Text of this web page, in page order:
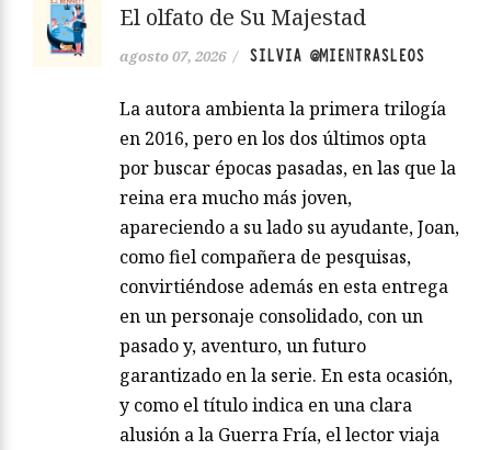
El olfato de Su Majestad
agosto 07, 2026 / SILVIA @MIENTRASLEOS
La autora ambienta la primera trilogía
en 2016, pero en los dos últimos opta
por buscar épocas pasadas, en las que la
reina era mucho más joven,
apareciendo a su lado su ayudante, Joan,
como fiel compañera de pesquisas,
convirtiéndose además en esta entrega
en un personaje consolidado, con un
pasado y, aventuro, un futuro
garantizado en la serie. En esta ocasión,
y como el título indica en una clara
alusión a la Guerra Fría, el lector viaja